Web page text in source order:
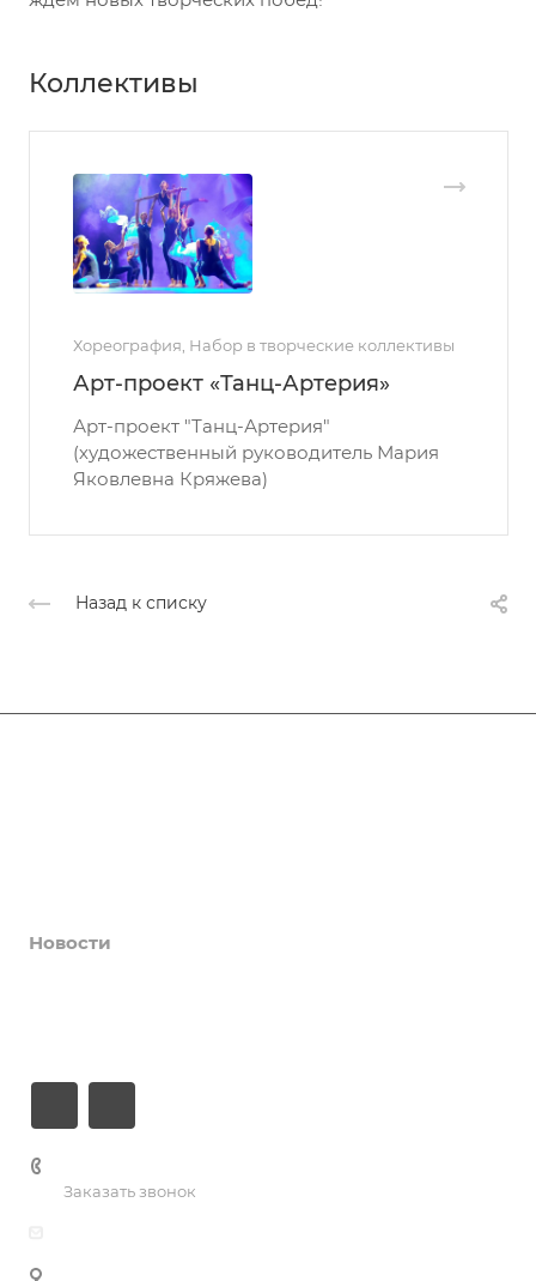
Коллективы
Хореография, Набор в творческие коллективы
Арт-проект «Танц-Артерия»
Арт-проект "Танц-Артерия"
(художественный руководитель Мария
Яковлевна Кряжева)
Назад к списку
Новости
Заказать звонок